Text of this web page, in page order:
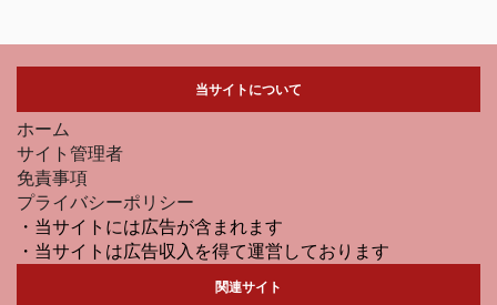
当サイトについて
ホーム
サイト管理者
免責事項
プライバシーポリシー
・当サイトには広告が含まれます
・当サイトは広告収入を得て運営しております
関連サイト